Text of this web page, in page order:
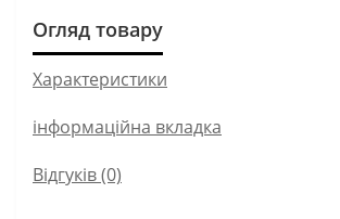
Огляд товару
Характеристики
інформаційна вкладка
Відгуків (0)